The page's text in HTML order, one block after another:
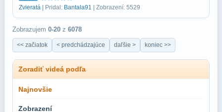
Zvieratá | Pridal: Bantala91 | Zobrazení: 5529
Zobrazujem 0-20 z 6078
<< začiatok < predchádzajúce daľšie > koniec >>
Zoradiť videá podľa
Najnovšie
Zobrazení